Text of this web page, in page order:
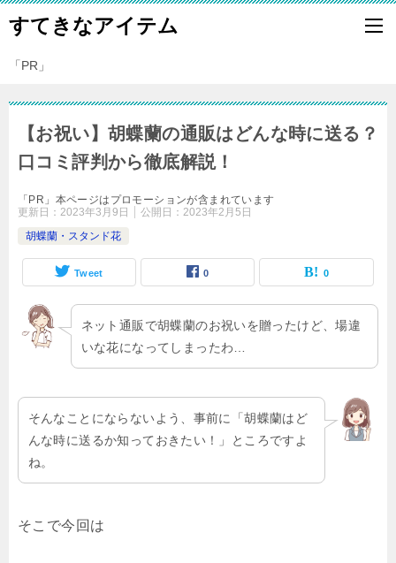
すてきなアイテム
「PR」
【お祝い】胡蝶蘭の通販はどんな時に送る？
口コミ評判から徹底解説！
「PR」本ページはプロモーションが含まれています
更新日： 2023年3月9日 公開日： 2023年2月5日
胡蝶蘭・スタンド花
Tweet 0 0
ネット通販で胡蝶蘭のお祝いを贈ったけど、場違
いな花になってしまったわ…
そんなことにならないよう、事前に「胡蝶蘭はど
んな時に送るか知っておきたい！」ところですよ
ね。
そこで今回は